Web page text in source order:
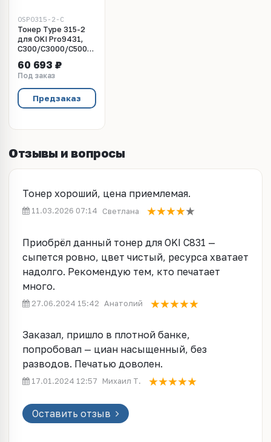
OSP0315-2-C
Тонер Type 315-2
для OKI Pro9431,
C300/C3000/C500/C5000/C600/C700/C800/C8000/C900
10кг/мешок, (унив.),
OSP0315-2-C
60 693 ₽
Под заказ
Предзаказ
Отзывы и вопросы
Тонер хороший, цена приемлемая.
11.03.2026 07:14 Светлана
Приобрёл данный тонер для OKI C831 —
сыпется ровно, цвет чистый, ресурса хватает
надолго. Рекомендую тем, кто печатает
много.
27.06.2024 15:42 Анатолий
Заказал, пришло в плотной банке,
попробовал — циан насыщенный, без
разводов. Печатью доволен.
17.01.2024 12:57 Михаил Т.
Оставить отзыв